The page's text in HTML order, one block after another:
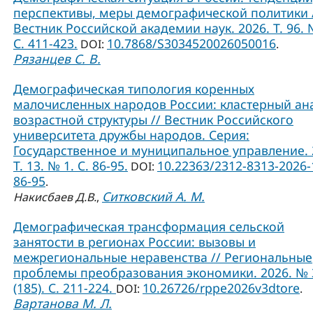
перспективы, меры демографической
Вестник Российской академии наук. 2026. Т. 96.
С. 411-423. DOI: 10.7868/S3034520026050016.
Рязанцев С. В.
Демографическая типология коренных
малочисленных народов России: кластерный
возрастной структуры // Вестник Российского
университета дружбы народов. Серия:
Государственное и муниципальное управление.
Т. 13. № 1. C. 86-95. DOI: 10.22363/2312-8313-
86-95.
Накисбаев Д.В., Ситковский А. М.
Демографическая трансформация сельской
занятости в регионах России: вызовы и
межрегиональные неравенства // Региональные
проблемы преобразования экономики. 2026. №
(185). С. 211-224. DOI: 10.26726/rppe2026v3dtore.
Вартанова М. Л.